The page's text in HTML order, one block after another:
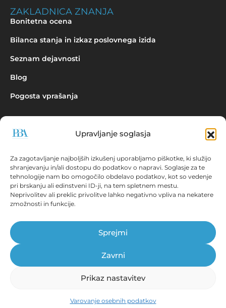
Upravljanje soglasja
Za zagotavljanje najboljših izkušenj uporabljamo piškotke, ki služijo
shranjevanju in/ali dostopu do podatkov o napravi. Soglasje za te
tehnologije nam bo omogočilo obdelavo podatkov, kot so vedenje
pri brskanju ali edinstveni ID-ji, na tem spletnem mestu.
Neprivolitev ali preklic privolitve lahko negativno vpliva na nekatere
zmožnosti in funkcije.
Sprejmi
Zavrni
Prikaz nastavitev
Varovanje osebnih podatkov
ZAKLADNICA ZNANJA
Bonitetna ocena
Bilanca stanja in izkaz poslovnega izida
Seznam dejavnosti
Blog
Pogosta vprašanja
Povpraševanje
dostopni!
© Prva bonitetna agencija d.o.o., 2026.
Vse pravice pridržane. ISSN 2536-2712
Tehnične zahteve|Splošni pogoji |Pravna obvestila
videonadzoru